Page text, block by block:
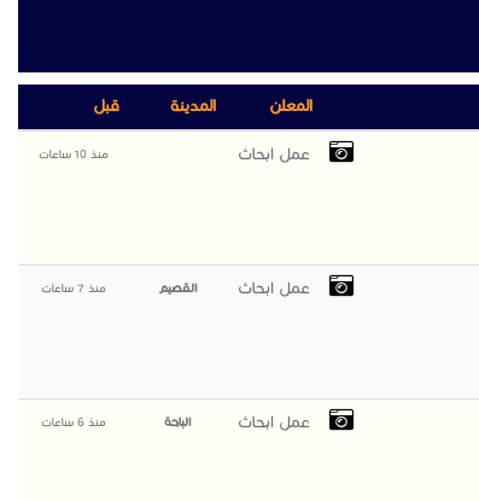
المعلن المدينة قبل
عمل ابحاث منذ 10 ساعات
عمل ابحاث القصيم منذ 7 ساعات
عمل ابحاث الباحة منذ 6 ساعات